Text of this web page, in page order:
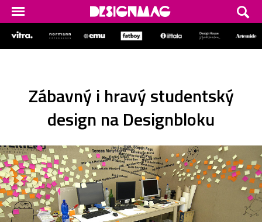
Zábavný i hravý studentský
design na Designbloku